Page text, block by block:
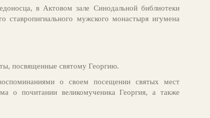
в Актовом зале Синодальной библиотеки
ставропигиального мужского монастыря игумена
посвященные святому Георгию.
о своем посещении святых мест
о почитании великомученика Георгия, а также